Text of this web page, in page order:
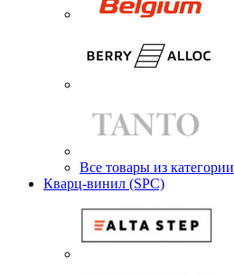
Все товары из категории
Кварц-винил (SPC)